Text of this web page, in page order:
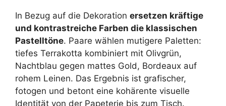
In Bezug auf die Dekoration ersetzen kräftige
und kontrastreiche Farben die klassischen
Pastelltöne. Paare wählen mutigere Paletten:
tiefes Terrakotta kombiniert mit Olivgrün,
Nachtblau gegen mattes Gold, Bordeaux auf
rohem Leinen. Das Ergebnis ist grafischer,
fotogen und betont eine kohärente visuelle
Identität von der Papeterie bis zum Tisch.